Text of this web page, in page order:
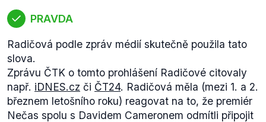
PRAVDA
Radičová podle zpráv médií skutečně použila tato
slova.
Zprávu ČTK o tomto prohlášení Radičové citovaly
např. iDNES.cz či ČT24. Radičová měla (mezi 1. a 2.
březnem letošního roku) reagovat na to, že premiér
Nečas spolu s Davidem Cameronem odmítli připojit